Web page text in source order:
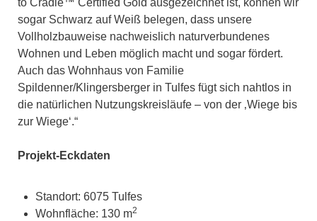
to Cradle™ Certified Gold ausgezeichnet ist, können wir
sogar Schwarz auf Weiß belegen, dass unsere
Vollholzbauweise nachweislich naturverbundenes
Wohnen und Leben möglich macht und sogar fördert.
Auch das Wohnhaus von Familie
Spildenner/Klingersberger in Tulfes fügt sich nahtlos in
die natürlichen Nutzungskreisläufe – von der ‚Wiege bis
zur Wiege‘.“
Projekt-Eckdaten
Standort: 6075 Tulfes
Wohnfläche: 130 m2